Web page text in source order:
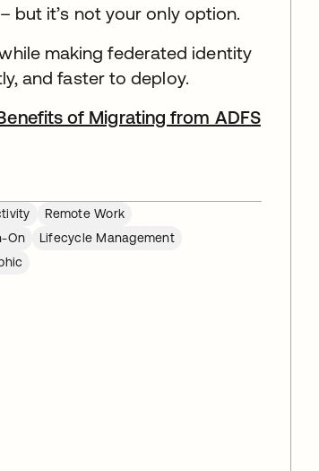
but it’s not your only option.
making federated identity
and faster to deploy.
of Migrating from ADFS
Remote Work
On
Lifecycle Management